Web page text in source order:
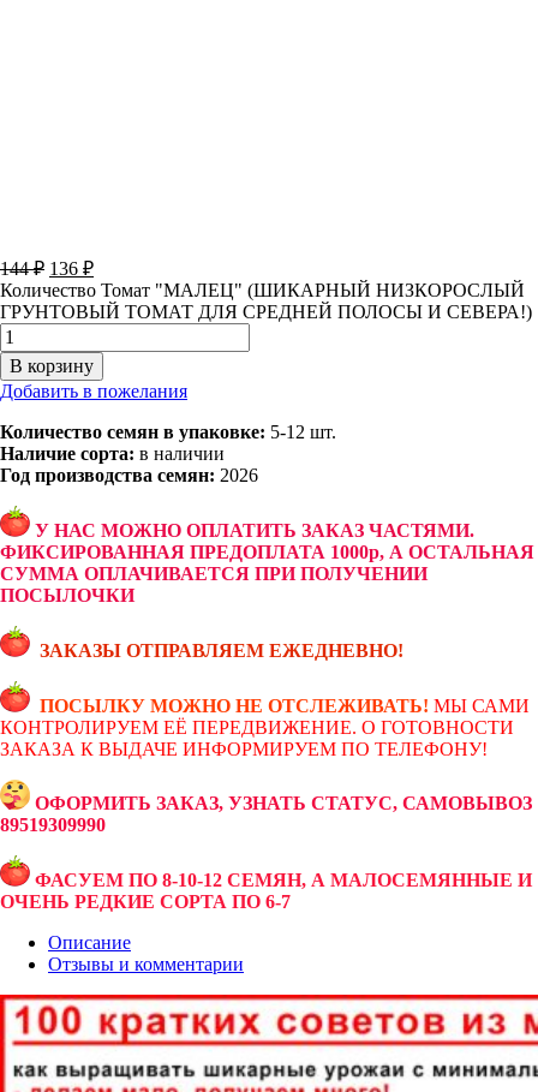
144₽ 136 ₽
Количество Томат "МАЛЕЦ" (ШИКАРНЫЙ НИЗКОРОСЛЫЙ
ГРУНТОВЫЙ ТОМАТ ДЛЯ СРЕДНЕЙ ПОЛОСЫ И СЕВЕРА!)
В корзину
Добавить в пожелания
Количество семян в упаковке: 5-12 шт.
Наличие сорта: в наличии
Год производства семян: 2026
У НАС МОЖНО ОПЛАТИТЬ ЗАКАЗ ЧАСТЯМИ.
ФИКСИРОВАННАЯ ПРЕДОПЛАТА 1000р, А ОСТАЛЬНАЯ
СУММА ОПЛАЧИВАЕТСЯ ПРИ ПОЛУЧЕНИИ
ПОСЫЛОЧКИ
ЗАКАЗЫ ОТПРАВЛЯЕМ ЕЖЕДНЕВНО!
ПОСЫЛКУ МОЖНО НЕ ОТСЛЕЖИВАТЬ! МЫ САМИ
КОНТРОЛИРУЕМ ЕЁ ПЕРЕДВИЖЕНИЕ. О ГОТОВНОСТИ
ЗАКАЗА К ВЫДАЧЕ ИНФОРМИРУЕМ ПО ТЕЛЕФОНУ!
ОФОРМИТЬ ЗАКАЗ, УЗНАТЬ СТАТУС, САМОВЫВОЗ
89519309990
ФАСУЕМ ПО 8-10-12 СЕМЯН, А МАЛОСЕМЯННЫЕ И
ОЧЕНЬ РЕДКИЕ СОРТА ПО 6-7
Описание
Отзывы и комментарии